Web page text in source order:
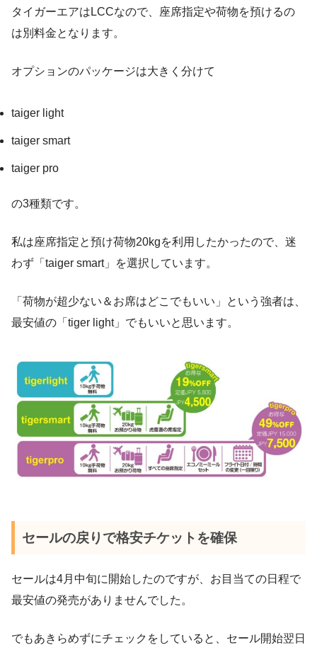
タイガーエアはLCCなので、座席指定や荷物を預けるの
は別料金となります。
オプションのパッケージは大きく分けて
taiger light
taiger smart
taiger pro
の3種類です。
私は座席指定と預け荷物20kgを利用したかったので、迷
わず「taiger smart」を選択しています。
「荷物が超少ない＆お席はどこでもいい」という強者は、
最安値の「tiger light」でもいいと思います。
セールの戻りで格安チケットを確保
セールは4月中旬に開始したのですが、お目当ての日程で
最安値の発売がありませんでした。
でもあきらめずにチェックをしていると、セール開始翌日